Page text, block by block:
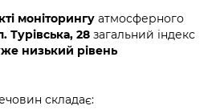
громадян
АТО
про публічну
рішень, дій чи
запит /
умовах воєнного
coverage of
моніторингу атмосферного
Турівська, 28 загальний індекс
низький рівень
складає: